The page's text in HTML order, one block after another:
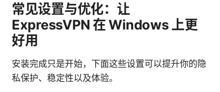
常见设置与优化：让
ExpressVPN 在 Windows 上更
好用
安装完成只是开始，下面这些设置可以提升你的隐
私保护、稳定性以及体验。